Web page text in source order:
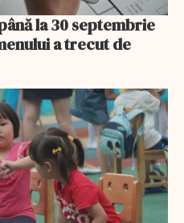
la 30 septembrie
a trecut de